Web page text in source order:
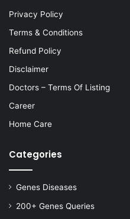
Privacy Policy
Terms & Conditions
Refund Policy
Disclaimer
Doctors – Terms Of Listing
Career
Home Care
Categories
Genes Diseases
200+ Genes Queries